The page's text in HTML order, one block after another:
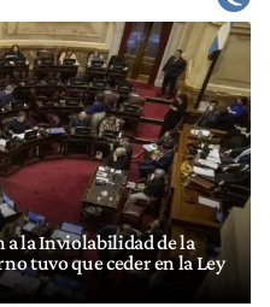
a la Inviolabilidad de la
tuvo que ceder en la Ley